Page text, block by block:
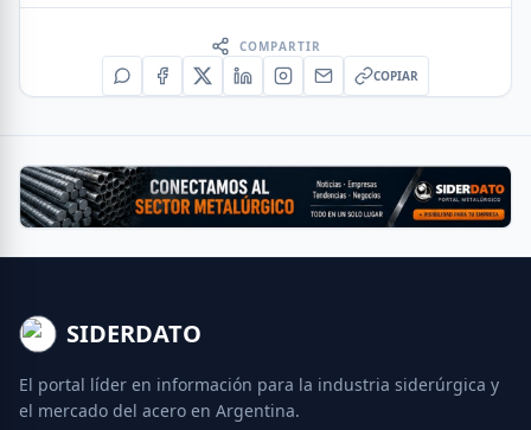
COMPARTIR
COPIAR
SIDERDATO
El portal líder en información para la industria siderúrgica y
el mercado del acero en Argentina.